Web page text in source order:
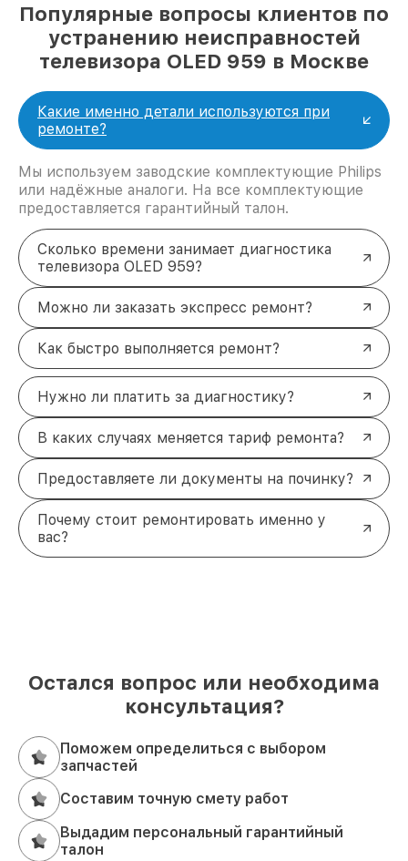
Популярные вопросы клиентов по
устранению неисправностей
телевизора OLED 959 в Москве
Какие именно детали используются при
ремонте?
Мы используем заводские комплектующие Philips
или надёжные аналоги. На все комплектующие
предоставляется гарантийный талон.
Сколько времени занимает диагностика
телевизора OLED 959?
Можно ли заказать экспресс ремонт?
Как быстро выполняется ремонт?
Нужно ли платить за диагностику?
В каких случаях меняется тариф ремонта?
Предоставляете ли документы на починку?
Почему стоит ремонтировать именно у
вас?
Остался вопрос или необходима
консультация?
Поможем определиться с выбором
запчастей
Составим точную смету работ
Выдадим персональный гарантийный
талон